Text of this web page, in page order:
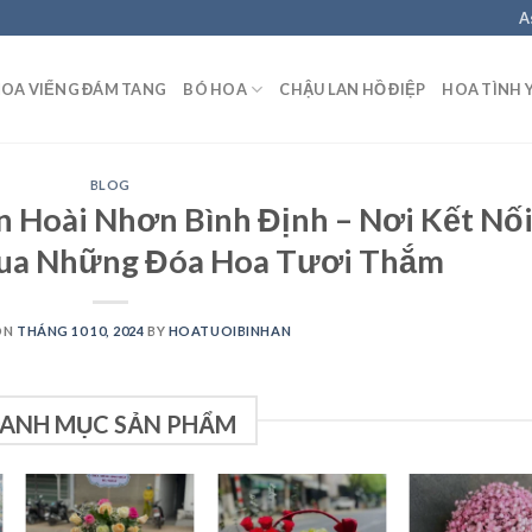
VIẾNG ĐÁM TANG BÓ HOA CHẬU LAN HỒ ĐIỆP HOA TÌNH
BLOG
Hoài Nhơn Bình Định – Nơi Kết Nối
Những Đóa Hoa Tươi Thắm
THÁNG 10 10, 2024 BY HOATUOIBINHAN
MỤC SẢN PHẨM